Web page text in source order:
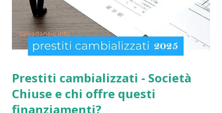
famiglie italiane. Ricordo che le domande potranno essere
presentate da tutti i cittadini italiani, cittadini comunitari e
anche extracom...
Prestiti cambializzati - Società
Chiuse e chi offre questi
finanziamenti?